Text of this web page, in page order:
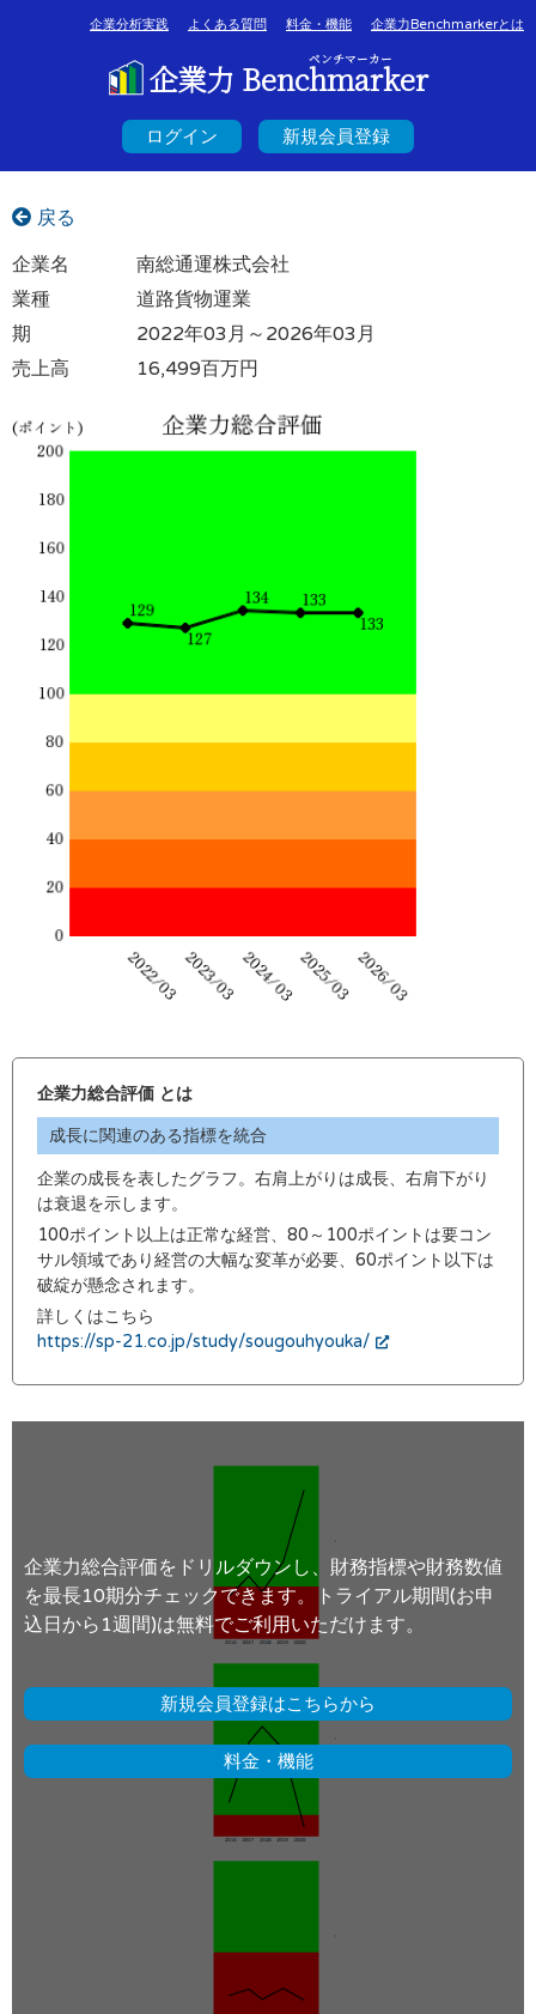
企業分析実践 よくある質問 料金・機能 企業力Benchmarkerとは
ベンチマーカー
企業力 Benchmarker
ログイン 新規会員登録
戻る
企業名
南総通運株式会社
業種
道路貨物運業
期
2022年03月～2026年03月
売上高
16,499百万円
企業力総合評価 とは
成長に関連のある指標を統合
企業の成長を表したグラフ。右肩上がりは成長、右肩下がり
は衰退を示します。
100ポイント以上は正常な経営、80～100ポイントは要コン
サル領域であり経営の大幅な変革が必要、60ポイント以下は
破綻が懸念されます。
詳しくはこちら
https://sp-21.co.jp/study/sougouhyouka/
企業力総合評価をドリルダウンし、財務指標や財務数値
を最長10期分チェックできます。トライアル期間(お申
込日から1週間)は無料でご利用いただけます。
新規会員登録はこちらから
料金・機能